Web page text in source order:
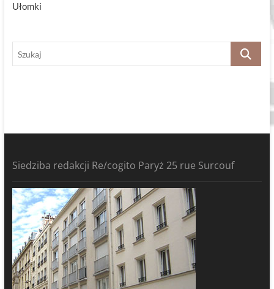
Ułomki
Szukaj
Siedziba redakcji Re/cogito Paryż 25 rue Surcouf